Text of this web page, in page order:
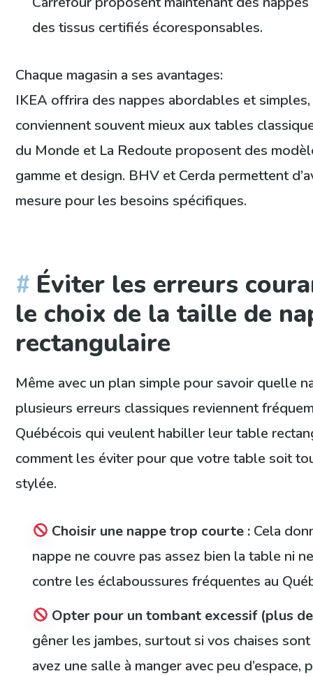
des tissus certifiés écoresponsables.
Chaque magasin a ses avantages:
IKEA offrira des nappes abordables et
conviennent souvent mieux aux tables
du Monde et La Redoute proposent des
gamme et design. BHV et Cerda permettent
mesure pour les besoins spécifiques.
Éviter les erreurs
le choix de la taille de
rectangulaire
Même avec un plan simple pour savoir quelle
plusieurs erreurs classiques reviennent
Québécois qui veulent habiller leur table
comment les éviter pour que votre table soit
stylée.
Choisir une nappe trop courte : Cela
nappe ne couvre pas assez bien la table ni
contre les éclaboussures fréquentes au
Opter pour un tombant excessif (plus
gêner les jambes, surtout si vos chaises
avez une salle à manger avec peu d’espace,